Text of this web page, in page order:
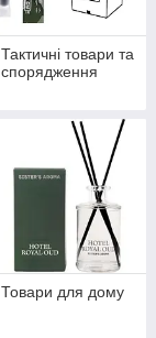
Тактичні товари та
спорядження
Товари для дому